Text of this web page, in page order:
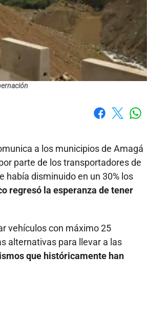
a los municipios de Amagá
parte de los transportadores de
había disminuido en un 30% los
regresó la esperanza de tener
vehículos con máximo 25
alternativas para llevar a las
que históricamente han